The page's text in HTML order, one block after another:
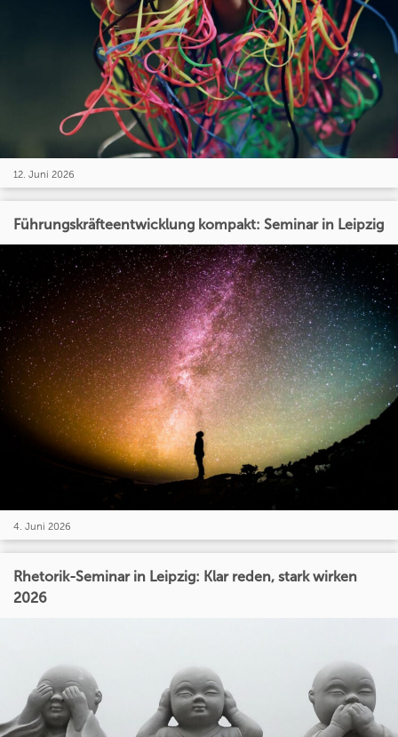
12. Juni 2026
Führungskräfteentwicklung kompakt: Seminar in Leipzig
4. Juni 2026
Rhetorik-Seminar in Leipzig: Klar reden, stark wirken
2026